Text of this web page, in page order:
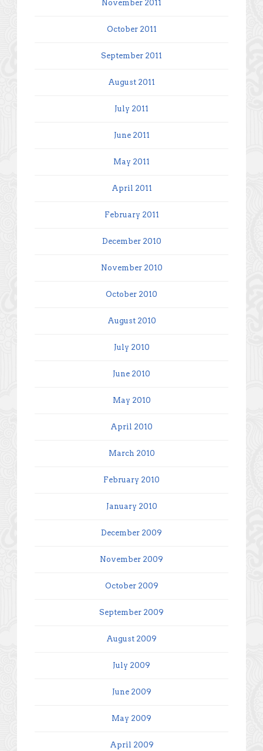
November 2011
October 2011
September 2011
August 2011
July 2011
June 2011
May 2011
April 2011
February 2011
December 2010
November 2010
October 2010
August 2010
July 2010
June 2010
May 2010
April 2010
March 2010
February 2010
January 2010
December 2009
November 2009
October 2009
September 2009
August 2009
July 2009
June 2009
May 2009
April 2009